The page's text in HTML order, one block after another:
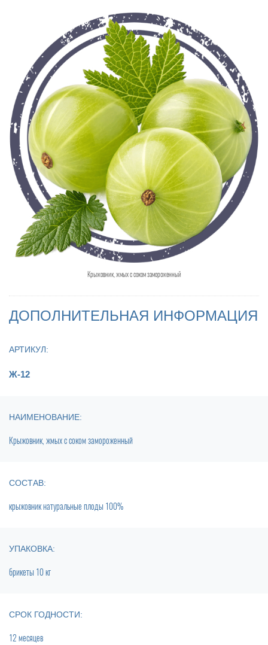
Крыжовник, жмых с соком замороженный
ДОПОЛНИТЕЛЬНАЯ ИНФОРМАЦИЯ
АРТИКУЛ:
Ж-12
НАИМЕНОВАНИЕ:
Крыжовник, жмых с соком замороженный
СОСТАВ:
крыжовник натуральные плоды 100%
УПАКОВКА:
брикеты 10 кг
СРОК ГОДНОСТИ:
12 месяцев